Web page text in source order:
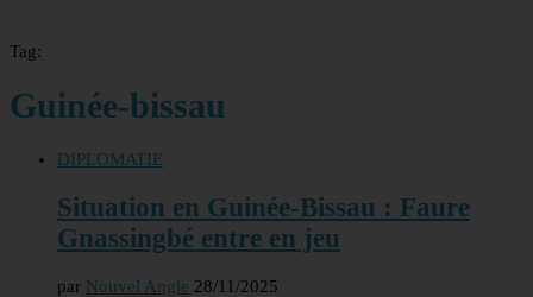
Tag:
Guinée-bissau
DIPLOMATIE
Situation en Guinée-Bissau : Faure
Gnassingbé entre en jeu
par Nouvel Angle 28/11/2025